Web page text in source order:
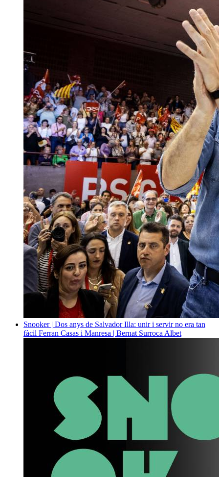
Snooker | Dos anys de Salvador Illa: unir i servir no era tan
fàcil Ferran Casas i Manresa | Bernat Surroca Albet